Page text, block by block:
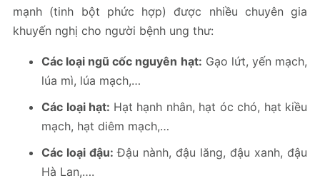
mạnh (tinh bột phức hợp) được nhiều chuyên gia
khuyến nghị cho người bệnh ung thư:
Các loại ngũ cốc nguyên hạt: Gạo lứt, yến mạch,
lúa mì, lúa mạch,…
Các loại hạt: Hạt hạnh nhân, hạt óc chó, hạt kiều
mạch, hạt diêm mạch,…
Các loại đậu:Đậu nành, đậu lăng, đậu xanh, đậu
Hà Lan,….